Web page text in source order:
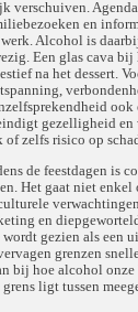
verschuiven.
en
Alcohol is
Een glas cava bij
na het dessert.
ook
gezelligheid en
of zelfs risico op
de feestdagen is
Het gaat niet
en
gezien als een
grenzen
bij hoe alcohol
ligt tussen